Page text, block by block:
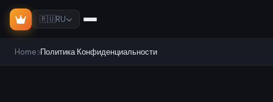
🇷🇺RU
Home Политика Конфиденциальности